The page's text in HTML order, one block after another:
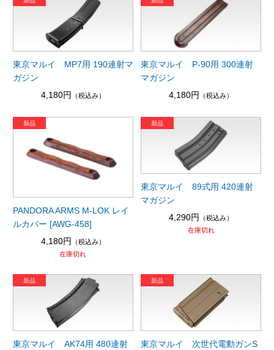
東京マルイ MP7用 190連射マ
ガジン
4,180円 （税込み）
東京マルイ P-90用 300連射
マガジン
4,180円
（税込み）
PANDORA ARMS M-LOK レイ
ルカバー [AWG-458]
4,180円
（税込み）
在庫切れ
東京マルイ 89式用 420連射
マガジン
4,290円
（税込み）
在庫切れ
東京マルイ AK74用 480連射
東京マルイ 次世代電動ガンS